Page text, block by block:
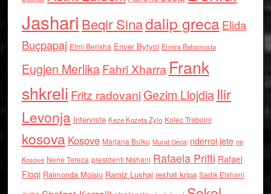
Jashari Beqir Sinadalip grecaElida
Buçpapaj Elmi Berisha Enver Bytyci Ermira Babamusta
Eugjen MerlikaFahri Xharra Frank
shkreli Fritz radovaniGezim Llojdia Ilir
Levonja Interviste Keze Kozeta Zylo Kolec Traboini
kosova Kosove Marjana Bulku Murat Gecaj nderroi jete ne
Kosove Nene Tereza presidenti Nishani Rafaela Prifti Rafael
Floqi Raimonda Moisiu Ramiz Lushaj reshat kripa Sadik Elshani